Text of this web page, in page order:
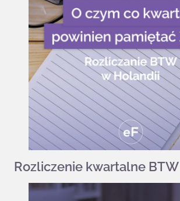
Rozliczenie kwartalne